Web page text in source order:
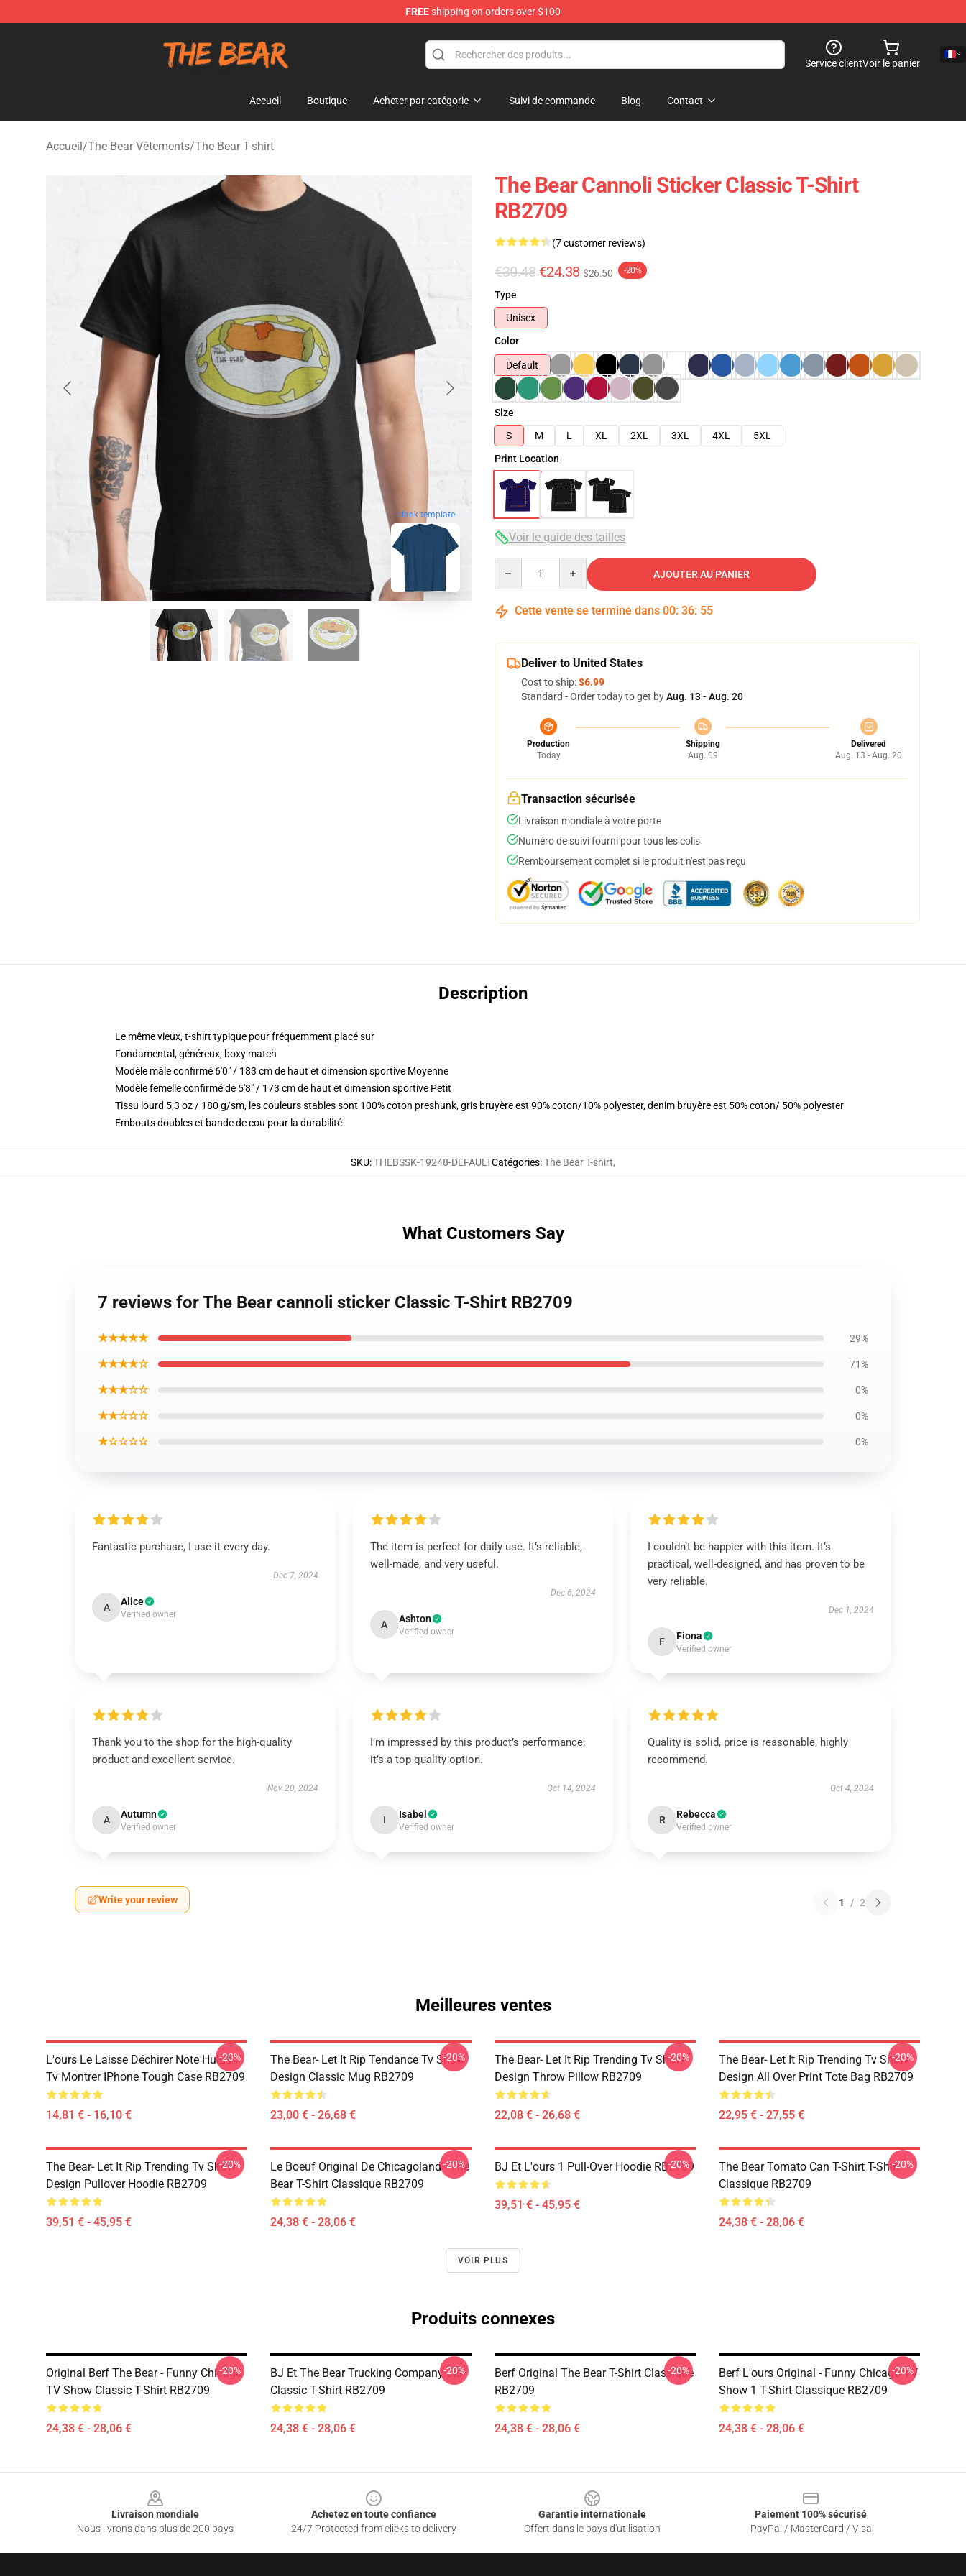
FREEshipping on orders over $100
Service clientVoir le panier
Accueil Boutique Acheter par catégorie Suivi de commande Blog Contact
Accueil/The Bear Vêtements/The Bear T-shirt
blank template
The Bear Cannoli Sticker Classic T-Shirt
RB2709
(7 customer reviews)
€30.48 €24.38 $26.50 -20%
Type
Unisex
Color
Default
Size
S
M L XL 2XL 3XL 4XL
5XL
Print Location
Voir le guide des tailles
AJOUTER AU PANIER
Cette vente se termine dans 00: 36: 54
Deliver to United States
Cost to ship:$6.99
Standard - Order today to get byAug. 13 - Aug. 20
Production
Today
Shipping
Aug. 09
Delivered
Aug. 13 - Aug. 20
Transaction sécurisée
Livraison mondiale à votre porte
Numéro de suivi fourni pour tous les colis
Remboursement complet si le produit n'est pas reçu
Description
Le même vieux, t-shirt typique pour fréquemment placé sur
Fondamental, généreux, boxy match
Modèle mâle confirmé 6'0" / 183 cm de haut et dimension sportive Moyenne
Modèle femelle confirmé de 5'8" / 173 cm de haut et dimension sportive Petit
Tissu lourd 5,3 oz / 180 g/sm, les couleurs stables sont 100% coton preshunk, gris bruyère est 90% coton/10% polyester, denim bruyère est 50% coton/ 50% polyester
Embouts doubles et bande de cou pour la durabilité
SKU:THEBSSK-19248-DEFAULTCatégories:The Bear T-shirt,
What Customers Say
7 reviews for The Bear cannoli sticker Classic T-Shirt RB2709
★★★★★ 29%
★★★★☆ 71%
★★★☆☆ 0%
★★☆☆☆ 0%
★☆☆☆☆ 0%
Fantastic purchase, I use it every day.
Dec 7, 2024
A Alice
Verified owner
The item is perfect for daily use. It’s reliable,
well-made, and very useful.
Dec 6, 2024
A Ashton
Verified owner
I couldn’t be happier with this item. It’s
practical, well-designed, and has proven to be
very reliable.
Dec 1, 2024
F Fiona
Verified owner
Thank you to the shop for the high-quality
product and excellent service.
Nov 20, 2024
A Autumn
Verified owner
I’m impressed by this product’s performance;
it’s a top-quality option.
Oct 14, 2024
I Isabel
Verified owner
Quality is solid, price is reasonable, highly
recommend.
Oct 4, 2024
R Rebecca
Verified owner
Write your review 1 / 2
Meilleures ventes
L'ours Le Laisse Déchirer Note Hulu Fx
Tv Montrer IPhone Tough Case RB2709
14,81 € - 16,10 €
-20%
The Bear- Let It Rip Tendance Tv Show
Design Classic Mug RB2709
23,00 € - 26,68 €
-20%
The Bear- Let It Rip Trending Tv Show
Design Throw Pillow RB2709
22,08 € - 26,68 €
-20%
The Bear- Let It Rip Trending Tv Show
Design All Over Print Tote Bag RB2709
22,95 € - 27,55 €
-20%
The Bear- Let It Rip Trending Tv Show
Design Pullover Hoodie RB2709
39,51 € - 45,95 €
-20%
Le Boeuf Original De Chicagoland - The
Bear T-Shirt Classique RB2709
24,38 € - 28,06 €
-20% BJ Et L'ours 1 Pull-Over Hoodie RB2709
39,51 € - 45,95 €
-20%
The Bear Tomato Can T-Shirt T-Shirt
Classique RB2709
24,38 € - 28,06 €
-20%
VOIR PLUS
Produits connexes
Original Berf The Bear - Funny Chicago
TV Show Classic T-Shirt RB2709
24,38 € - 28,06 €
-20%
BJ Et The Bear Trucking Company Lts
Classic T-Shirt RB2709
24,38 € - 28,06 €
-20%
Berf Original The Bear T-Shirt Classique
RB2709
24,38 € - 28,06 €
-20%
Berf L'ours Original - Funny Chicago TV
Show 1 T-Shirt Classique RB2709
24,38 € - 28,06 €
-20%
Livraison mondiale
Nous livrons dans plus de 200 pays
Achetez en toute confiance
24/7 Protected from clicks to delivery
Garantie internationale
Offert dans le pays d'utilisation
Paiement 100% sécurisé
PayPal / MasterCard / Visa